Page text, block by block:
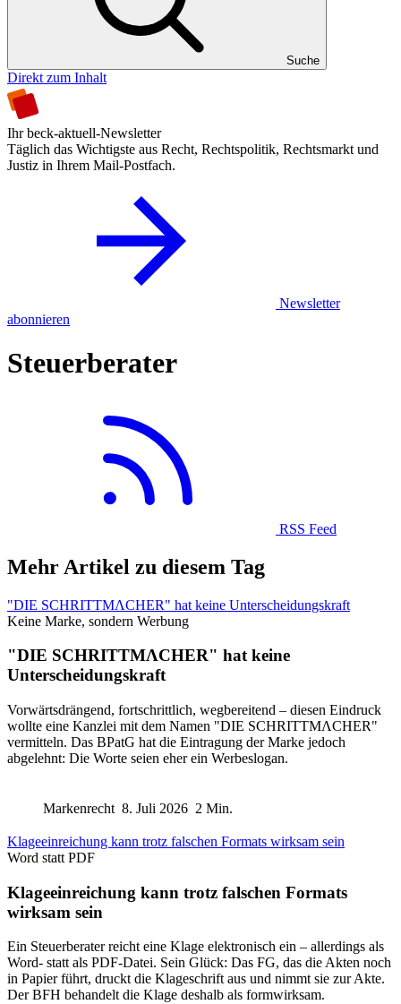
Suche
Direkt zum Inhalt
Ihr beck-aktuell-Newsletter
Täglich das Wichtigste aus Recht, Rechtspolitik, Rechtsmarkt und
Justiz in Ihrem Mail-Postfach.
Newsletter
abonnieren
Steuerberater
RSS Feed
Mehr Artikel zu diesem Tag
"DIE SCHRITTMΛCHER" hat keine Unterscheidungskraft
Keine Marke, sondern Werbung
"DIE SCHRITTMΛCHER" hat keine
Unterscheidungskraft
Vorwärtsdrängend, fortschrittlich, wegbereitend – diesen Eindruck
wollte eine Kanzlei mit dem Namen "DIE SCHRITTMΛCHER"
vermitteln. Das BPatG hat die Eintragung der Marke jedoch
abgelehnt: Die Worte seien eher ein Werbeslogan.
Markenrecht 8. Juli 2026 2 Min.
Klageeinreichung kann trotz falschen Formats wirksam sein
Word statt PDF
Klageeinreichung kann trotz falschen Formats
wirksam sein
Ein Steuerberater reicht eine Klage elektronisch ein – allerdings als
Word- statt als PDF-Datei. Sein Glück: Das FG, das die Akten noch
in Papier führt, druckt die Klageschrift aus und nimmt sie zur Akte.
Der BFH behandelt die Klage deshalb als formwirksam.